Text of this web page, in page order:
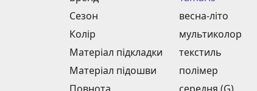
Сезон
весна-літо
Колір
мультиколор
Матеріал підкладки
текстиль
Матеріал підошви
полімер